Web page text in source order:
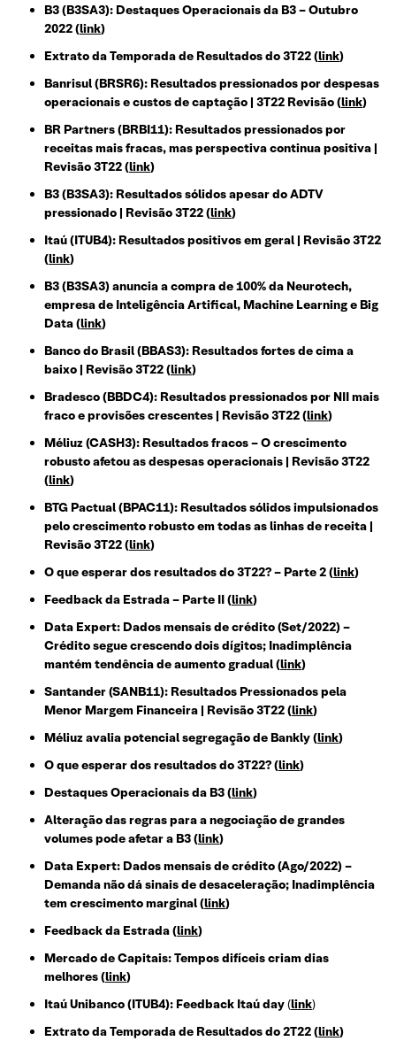
B3 (B3SA3): Destaques Operacionais da B3 – Outubro
2022 (link)
Extrato da Temporada de Resultados do 3T22 (link)
Banrisul (BRSR6): Resultados pressionados por despesas
operacionais e custos de captação | 3T22 Revisão (link)
BR Partners (BRBI11): Resultados pressionados por
receitas mais fracas, mas perspectiva continua positiva |
Revisão 3T22 (link)
B3 (B3SA3): Resultados sólidos apesar do ADTV
pressionado | Revisão 3T22 (link)
Itaú (ITUB4): Resultados positivos em geral | Revisão 3T22
(link)
B3 (B3SA3) anuncia a compra de 100% da Neurotech,
empresa de Inteligência Artifical, Machine Learning e Big
Data (link)
Banco do Brasil (BBAS3): Resultados fortes de cima a
baixo | Revisão 3T22 (link)
Bradesco (BBDC4): Resultados pressionados por NII mais
fraco e provisões crescentes | Revisão 3T22 (link)
Méliuz (CASH3): Resultados fracos – O crescimento
robusto afetou as despesas operacionais | Revisão 3T22
(link)
BTG Pactual (BPAC11): Resultados sólidos impulsionados
pelo crescimento robusto em todas as linhas de receita |
Revisão 3T22 (link)
O que esperar dos resultados do 3T22? – Parte 2 (link)
Feedback da Estrada – Parte II(link)
Data Expert: Dados mensais de crédito (Set/2022) –
Crédito segue crescendo dois dígitos; Inadimplência
mantém tendência de aumento gradual(link)
Santander (SANB11): Resultados Pressionados pela
Menor Margem Financeira | Revisão 3T22 (link)
Méliuz avalia potencial segregação de Bankly (link)
O que esperar dos resultados do 3T22? (link)
Destaques Operacionais da B3 (link)
Alteração das regras para a negociação de grandes
volumes pode afetar a B3 (link)
Data Expert: Dados mensais de crédito (Ago/2022) –
Demanda não dá sinais de desaceleração; Inadimplência
tem crescimento marginal (link)
Feedback da Estrada (link)
Mercado de Capitais: Tempos difíceis criam dias
melhores(link)
Itaú Unibanco (ITUB4): Feedback Itaú day(link)
Extrato da Temporada de Resultados do 2T22 (link)